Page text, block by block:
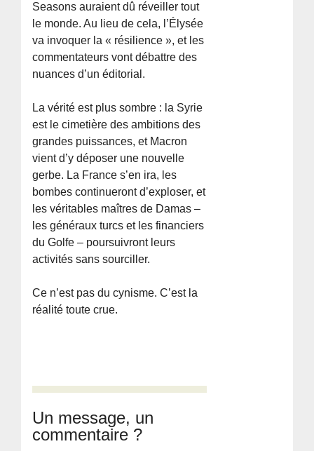
Seasons auraient dû réveiller tout
le monde. Au lieu de cela, l’Élysée
va invoquer la « résilience », et les
commentateurs vont débattre des
nuances d’un éditorial.
La vérité est plus sombre : la Syrie
est le cimetière des ambitions des
grandes puissances, et Macron
vient d’y déposer une nouvelle
gerbe. La France s’en ira, les
bombes continueront d’exploser, et
les véritables maîtres de Damas –
les généraux turcs et les financiers
du Golfe – poursuivront leurs
activités sans sourciller.
Ce n’est pas du cynisme. C’est la
réalité toute crue.
Un message, un
commentaire ?